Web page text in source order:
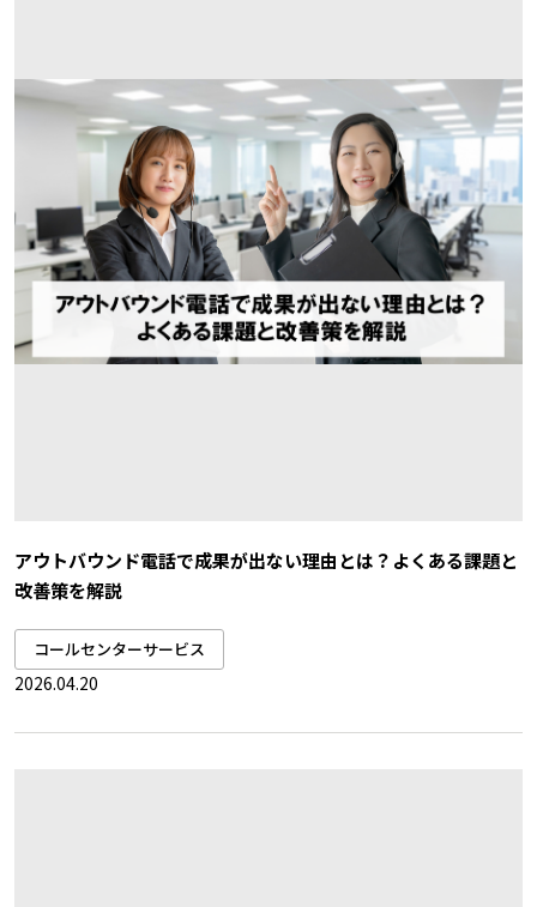
アウトバウンド電話で成果が出ない理由とは？よくある課題と
改善策を解説
コールセンターサービス
2026.04.20